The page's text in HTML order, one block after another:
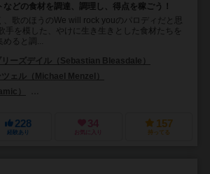
などの食材を調達、調理し、得点を稼ごう！
、歌のほうのWe will rock youのパロディだと思
手を模した、やけに生き生きとした食材たちを
めると調...
ーズデイル（Sebastian Bleasdale）
ェル（Michael Menzel）
）
228
経験あり
34
お気に入り
157
持ってる